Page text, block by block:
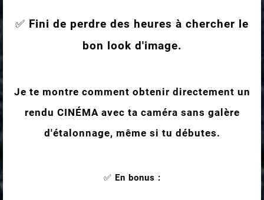
✅ Fini de perdre des heures à chercher le
bon look d'image.
Je te montre comment obtenir directement un
rendu CINÉMA avec ta caméra sans galère
d'étalonnage, même si tu débutes.
✅ En bonus :